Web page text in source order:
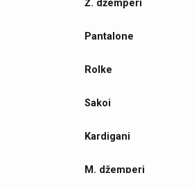
Ž. džemperi
Pantalone
Rolke
Sakoi
Kardigani
M. džemperi